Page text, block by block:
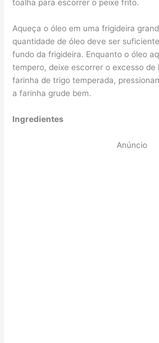
toalha para escorrer o peixe frito.
Aqueça o óleo em uma frigideira
quantidade de óleo deve ser
fundo da frigideira. Enquanto o óleo
tempero, deixe escorrer o excesso de
farinha de trigo temperada,
a farinha grude bem.
Ingredientes
Anúncio